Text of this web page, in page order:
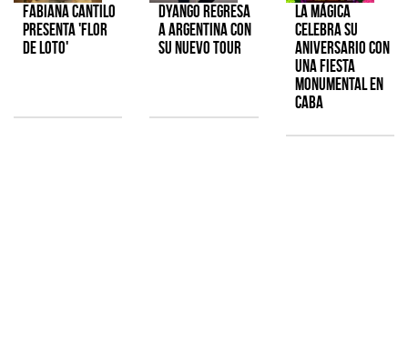
Fabiana Cantilo
presenta 'Flor
de Loto'
Dyango regresa
a Argentina con
su nuevo tour
La Mágica
celebra su
aniversario con
una fiesta
monumental en
CABA